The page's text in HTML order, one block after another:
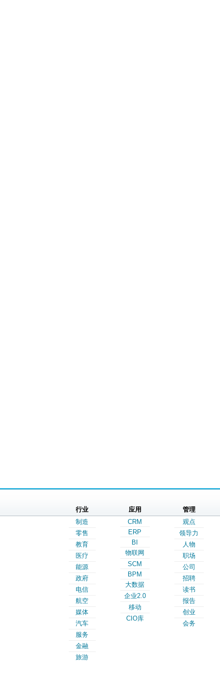
行业
制造
零售
教育
医疗
能源
政府
电信
航空
媒体
汽车
服务
金融
旅游
应用
CRM
ERP
BI
物联网
SCM
BPM
大数据
企业2.0
移动
CIO库
管理
观点
领导力
人物
职场
公司
招聘
读书
报告
创业
会务